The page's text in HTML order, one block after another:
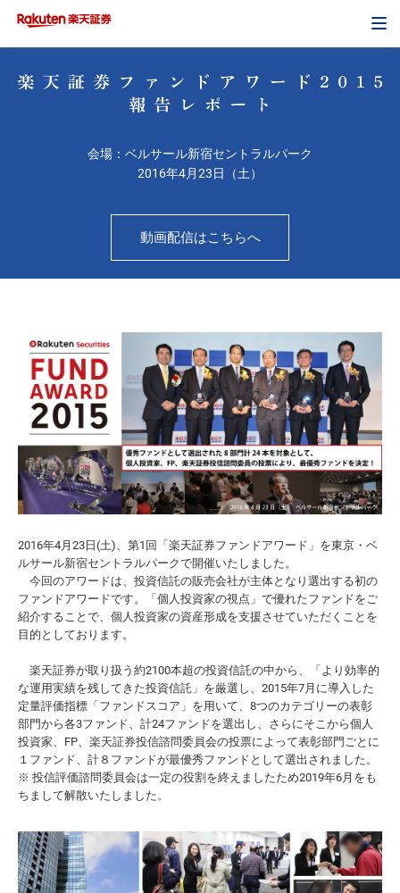
会場：ベルサール新宿セントラルパーク
2016年4月23日（土）
動画配信はこちらへ
2016年4月23日(土)、第1回「楽天証券ファンドアワード」を東京・ベ
ルサール新宿セントラルパークで開催いたしました。
今回のアワードは、投資信託の販売会社が主体となり選出する初の
ファンドアワードです。「個人投資家の視点」で優れたファンドをご
紹介することで、個人投資家の資産形成を支援させていただくことを
目的としております。
楽天証券が取り扱う約2100本超の投資信託の中から、「より効率的
な運用実績を残してきた投資信託」を厳選し、2015年7月に導入した
定量評価指標「ファンドスコア」を用いて、8つのカテゴリーの表彰
部門から各3ファンド、計24ファンドを選出し、さらにそこから個人
投資家、FP、楽天証券投信諮問委員会の投票によって表彰部門ごとに
１ファンド、計８ファンドが最優秀ファンドとして選出されました。
※ 投信評価諮問委員会は一定の役割を終えましたため2019年6月をも
ちまして解散いたしました。